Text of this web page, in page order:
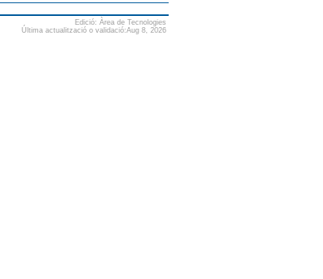
Edició: Àrea de Tecnologies
Última actualització o validació:Aug 8, 2026